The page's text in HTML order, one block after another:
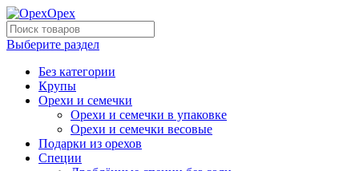
Выберите раздел
Без категории
Крупы
Орехи и семечки
Орехи и семечки в упаковке
Орехи и семечки весовые
Подарки из орехов
Специи